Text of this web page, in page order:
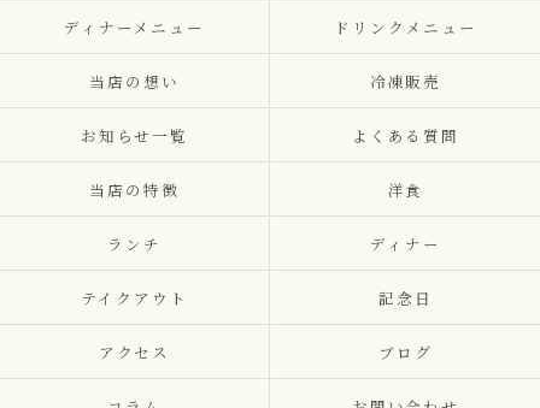
ディナーメニュー ドリンクメニュー
当店の想い 冷凍販売
お知らせ一覧 よくある質問
当店の特徴 洋食
ランチ ディナー
テイクアウト 記念日
アクセス ブログ